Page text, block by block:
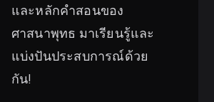
และหลักคำสอนของ
ศาสนาพุทธ มาเรียนรู้และ
แบ่งปันประสบการณ์ด้วย
กัน!